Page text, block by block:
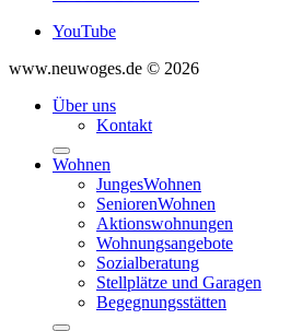
YouTube
www.neuwoges.de © 2026
Über uns
Kontakt
Wohnen
JungesWohnen
SeniorenWohnen
Aktionswohnungen
Wohnungsangebote
Sozialberatung
Stellplätze und Garagen
Begegnungsstätten